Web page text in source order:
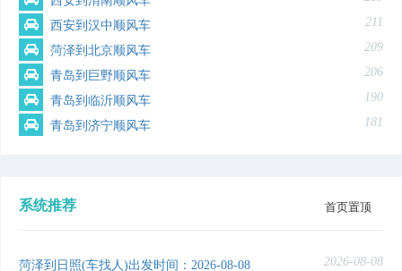
西安到汉中顺风车 211
菏泽到北京顺风车 209
青岛到巨野顺风车 206
青岛到临沂顺风车 190
青岛到济宁顺风车 181
系统推荐 首页置顶
菏泽到日照(车找人)出发时间：2026-08-08 2026-08-08